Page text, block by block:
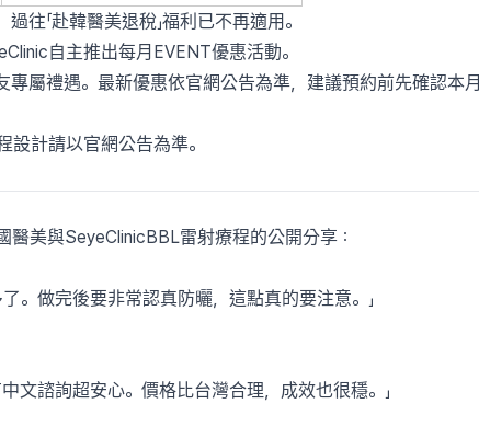
「赴韓醫美退稅」福利已不再適用。
自主推出每月EVENT優惠活動。
屬禮遇。最新優惠依官網公告為準，建議預約前先確認本月
計請以官網公告為準。
美與SeyeClinicBBL雷射療程的公開分享：
。做完後要非常認真防曬，這點真的要注意。」
文諮詢超安心。價格比台灣合理，成效也很穩。」